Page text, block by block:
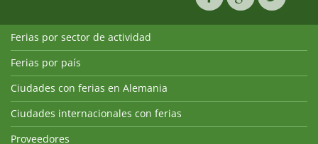
Ferias por sector de actividad
Ferias por país
Ciudades con ferias en Alemania
Ciudades internacionales con ferias
Proveedores